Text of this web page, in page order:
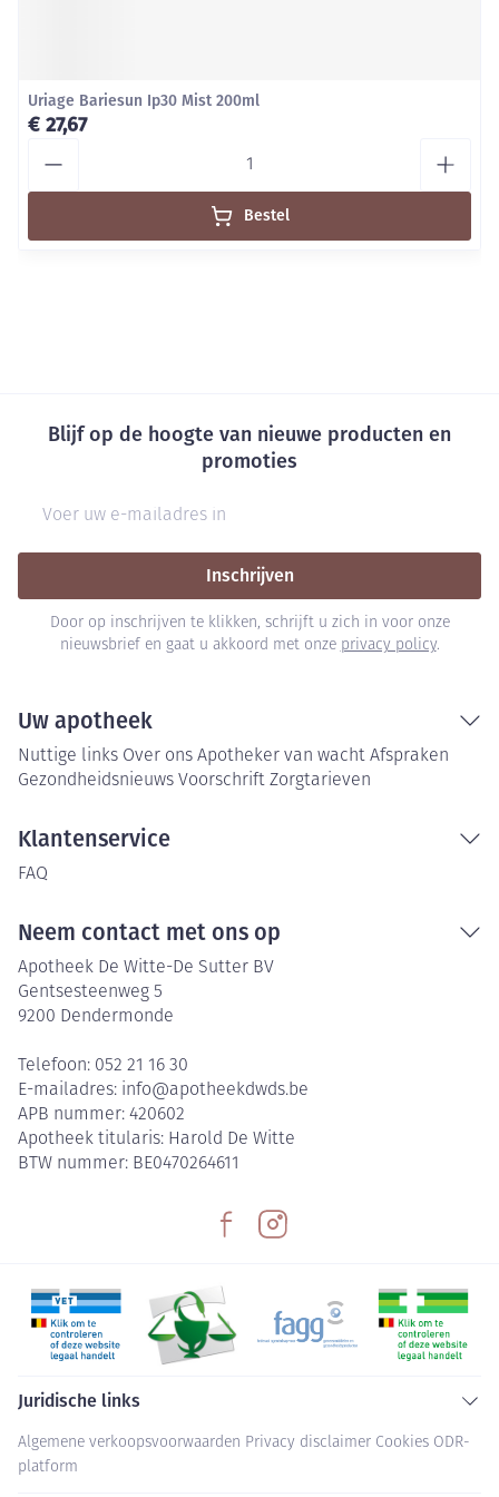
Uriage Bariesun Ip30 Mist 200ml
€ 27,67
Bestel
Blijf op de hoogte van nieuwe producten en
promoties
Inschrijven
Door op inschrijven te klikken, schrijft u zich in voor onze
nieuwsbrief en gaat u akkoord met onze privacy policy.
Uw apotheek
Nuttige links Over ons Apotheker van wacht Afspraken
Gezondheidsnieuws Voorschrift Zorgtarieven
Klantenservice
FAQ
Neem contact met ons op
Apotheek De Witte-De Sutter BV
Gentsesteenweg 5
9200 Dendermonde
Telefoon: 052 21 16 30
E-mailadres: info@apotheekdwds.be
APB nummer: 420602
Apotheek titularis: Harold De Witte
BTW nummer: BE0470264611
Juridische links
Algemene verkoopsvoorwaarden Privacy disclaimer Cookies ODR-
platform